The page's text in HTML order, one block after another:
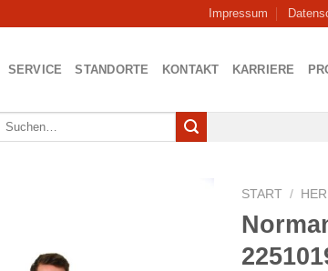
Impressum
SERVICE STANDORTE KONTAKT KARRIERE
Suchen
START /